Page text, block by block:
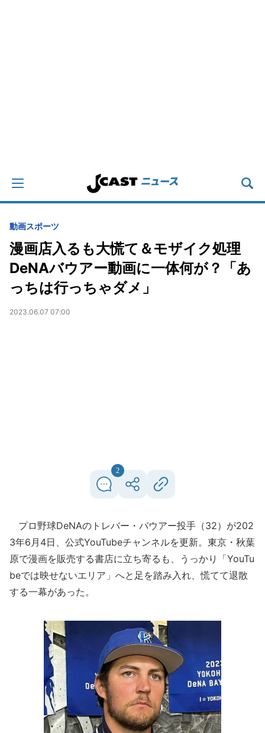
動画スポーツ
漫画店入るも大慌て＆モザイク処理
DeNAバウアー動画に一体何が？「あ
っちは行っちゃダメ」
2023.06.07 07:00
2
プロ野球DeNAのトレバー・バウアー投手（32）が202
3年6月4日、公式YouTubeチャンネルを更新。東京・秋葉
原で漫画を販売する書店に立ち寄るも、うっかり「YouTu
beでは映せないエリア」へと足を踏み入れ、慌てて退散
する一幕があった。